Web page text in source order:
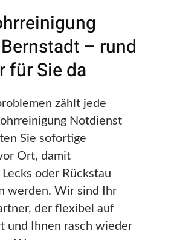
– rund
für Sie da
zählt jede
Notdienst
Sie sofortige
Ort, damit
oder Rückstau
werden. Wir sind Ihr
der flexibel auf
und Ihnen rasch wieder